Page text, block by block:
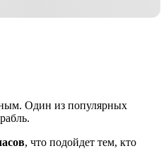
Один из популярных
, что подойдет тем, кто